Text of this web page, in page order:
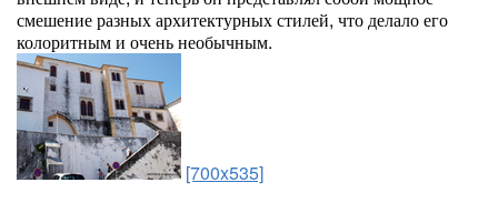
смешение разных архитектурных стилей, что делало его
колоритным и очень необычным.
[700x535]